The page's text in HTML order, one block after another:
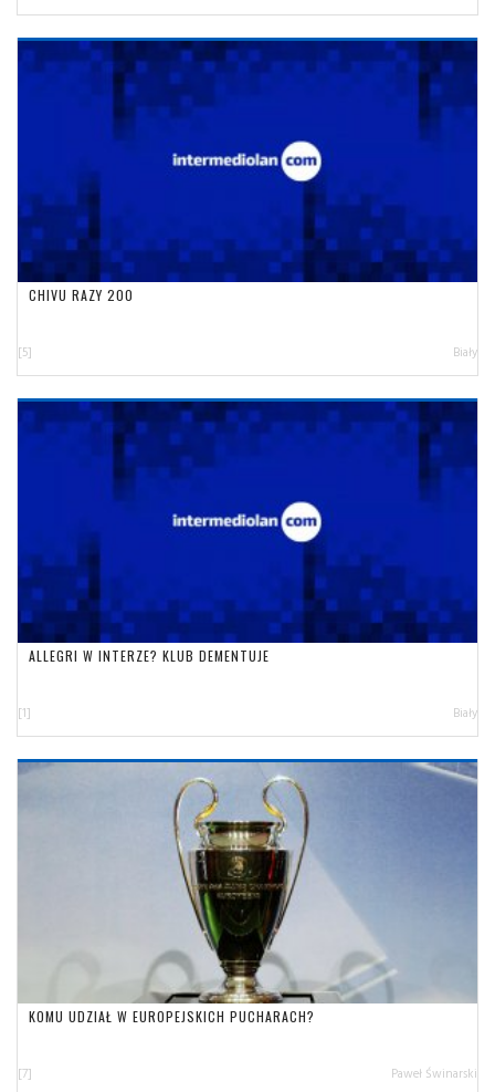
CHIVU RAZY 200
[5] Biały
ALLEGRI W INTERZE? KLUB DEMENTUJE
[1] Biały
KOMU UDZIAŁ W EUROPEJSKICH PUCHARACH?
[7] Paweł Świnarski